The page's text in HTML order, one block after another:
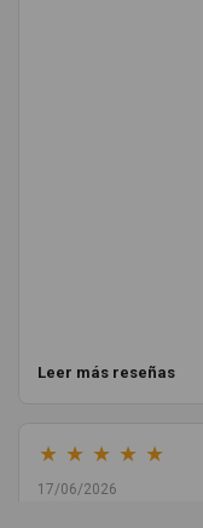
Leer más reseñas
★ ★ ★ ★ ★
17/06/2026